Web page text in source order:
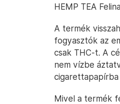
HEMP TEA
A termék
fogyasztók az
csak THC-t. A
nem vízbe
Mivel a termék